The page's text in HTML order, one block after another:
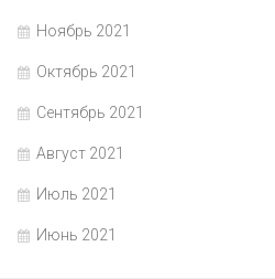
Ноябрь 2021
Октябрь 2021
Сентябрь 2021
Август 2021
Июль 2021
Июнь 2021